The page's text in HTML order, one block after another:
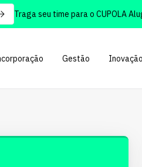
Traga seu time para o CUPOLA
Gestão Inovação